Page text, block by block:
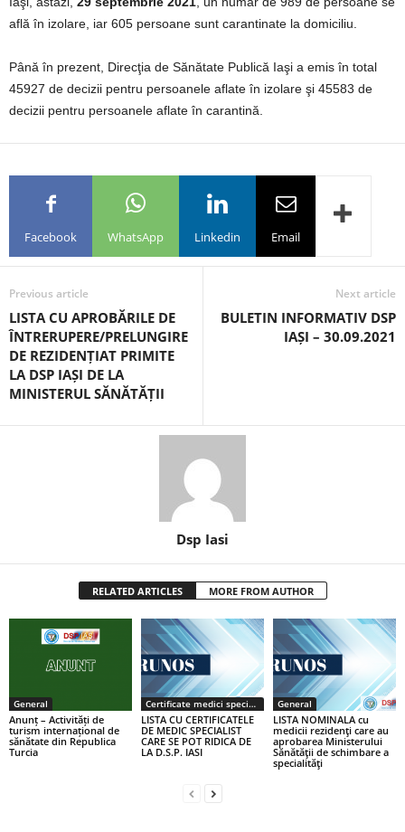
află în izolare, iar 605 persoane sunt carantinate la domiciliu.
Până în prezent, Direcţia de Sănătate Publică Iaşi a emis în total
45927 de decizii pentru persoanele aflate în izolare şi 45583 de
decizii pentru persoanele aflate în carantină.
Facebook WhatsApp Linkedin Email
Previous article
LISTA CU APROBĂRILE DE
ÎNTRERUPERE/PRELUNGIRE
DE REZIDENȚIAT PRIMITE
LA DSP IAȘI DE LA
MINISTERUL SĂNĂTĂȚII
Next article
BULETIN INFORMATIV DSP
IAȘI – 30.09.2021
Dsp Iasi
RELATED ARTICLES MORE FROM AUTHOR
General
Anunț – Activități de
turism internațional de
sănătate din Republica
Turcia
Certificate medici specialiști / primari
LISTA CU CERTIFICATELE
DE MEDIC SPECIALIST
CARE SE POT RIDICA DE
LA D.S.P. IASI
General
LISTA NOMINALA cu
medicii rezidenţi care au
aprobarea Ministerului
Sănătăţii de schimbare a
specialităţi